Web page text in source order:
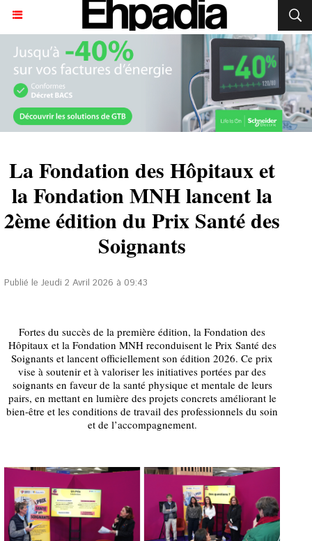
La Fondation des Hôpitaux et
la Fondation MNH lancent la
2ème édition du Prix Santé des
Soignants
Publié le Jeudi 2 Avril 2026 à 09:43
Fortes du succès de la première édition, la Fondation des
Hôpitaux et la Fondation MNH reconduisent le Prix Santé des
Soignants et lancent officiellement son édition 2026. Ce prix
vise à soutenir et à valoriser les initiatives portées par des
soignants en faveur de la santé physique et mentale de leurs
pairs, en mettant en lumière des projets concrets améliorant le
bien-être et les conditions de travail des professionnels du soin
et de l’accompagnement.